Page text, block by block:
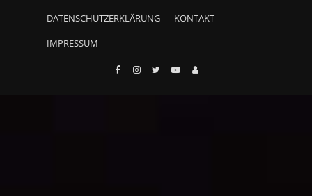
DATENSCHUTZERKLÄRUNG KONTAKT
IMPRESSUM